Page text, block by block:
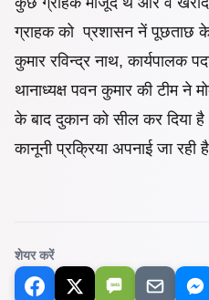
ग्राहक को प्रशासन नें पूछताछ
कुमार रविन्द्र नाथ, कार्यपालक
थानाध्यक्ष पवन कुमार की टीम
के बाद दुकान को सील कर दिया
कानूनी प्रक्रिया अपनाई जा रही
शेयर करें
SMS